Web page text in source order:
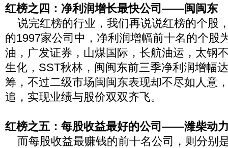
红榜之四：净利润增长最快公司——闽闽东
说完红榜的行业，我们再说说红榜的个股
的1997家公司中，净利润增幅前十名的个股
油，广发证券，山煤国际，长航油运，太钢
生化，SST秋林，闽闽东前三季净利润增幅
筹，不过二级市场闽闽东表现却不尽如人意
追，实现业绩与股价双双齐飞。
红榜之五：每股收益最好的公司——潍柴动
而每股收益最赚钱的前十名公司，则分别